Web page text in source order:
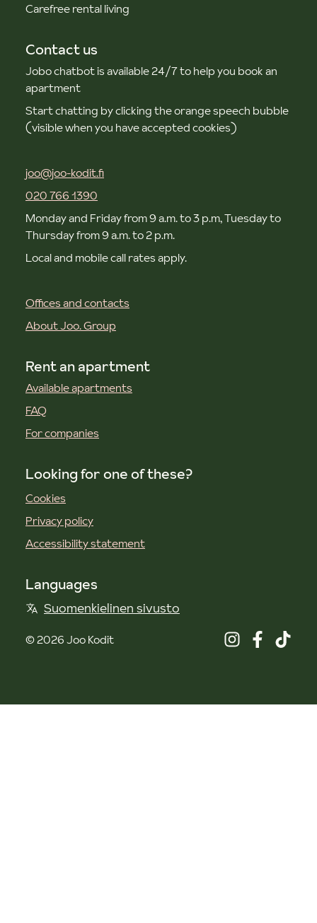
Carefree rental living
Contact us
Jobo chatbot is available 24/7 to help you book an
apartment
Start chatting by clicking the orange speech bubble
(visible when you have accepted cookies)
joo@joo-kodit.fi
020 766 1390
Monday and Friday from 9 a.m. to 3 p.m, Tuesday to
Thursday from 9 a.m. to 2 p.m.
Local and mobile call rates apply.
Offices and contacts
About Joo. Group
Rent an apartment
Available apartments
FAQ
For companies
Looking for one of these?
Cookies
Privacy policy
Accessibility statement
Languages
Suomenkielinen sivusto
©2026Joo Kodit